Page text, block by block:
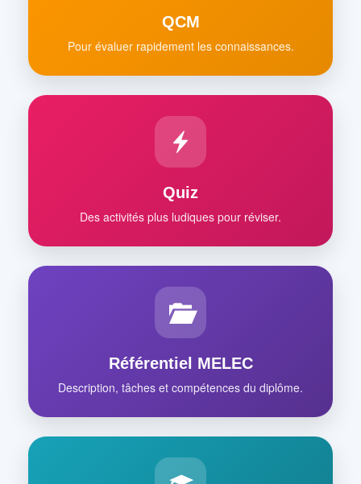
QCM
Pour évaluer rapidement les connaissances.
Quiz
Des activités plus ludiques pour réviser.
Référentiel MELEC
Description, tâches et compétences du diplôme.